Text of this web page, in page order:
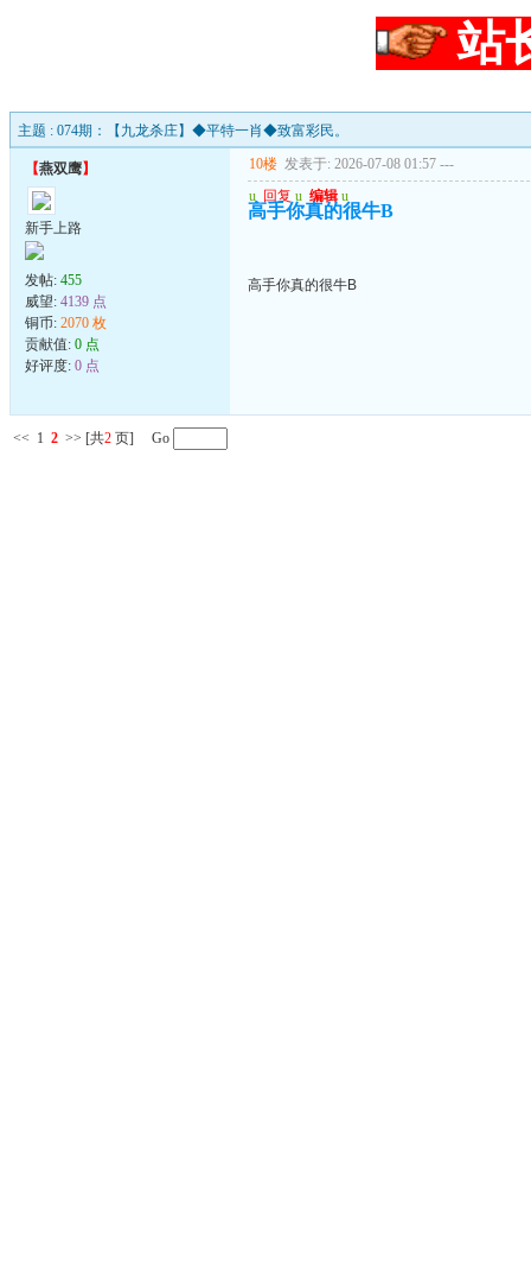
站
主题 : 074期：【九龙杀庄】◆平特一肖◆致富彩民。
【燕双鹰】
新手上路
发帖: 455
威望: 4139 点
铜币: 2070 枚
贡献值: 0 点
好评度: 0 点
10楼 发表于: 2026-07-08 01:57 ---
u 回复 u 编辑 u
高手你真的很牛B
高手你真的很牛B
<< 1 2 >> [共2 页] Go